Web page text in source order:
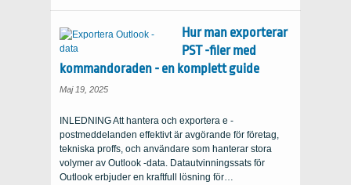
Hur man exporterar
PST -filer med
kommandoraden - en komplett guide
Maj 19, 2025
INLEDNING Att hantera och exportera e -
postmeddelanden effektivt är avgörande för företag,
tekniska proffs, och användare som hanterar stora
volymer av Outlook -data. Datautvinningssats för
Outlook erbjuder en kraftfull lösning för…